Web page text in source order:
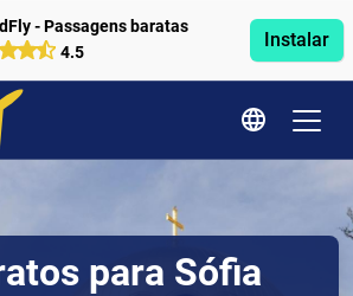
- Passagens baratas
4.5
Instalar
para Sófia